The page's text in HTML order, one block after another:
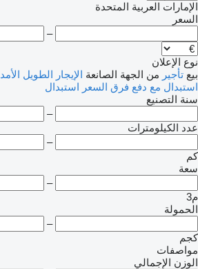
الإمارات العربية المتحدة
السعر
–
نوع الإعلان
بيع تأجير من الجهة الصانعة الإيجار الطويل الأمد
استبدال مع دفع فرق السعر استبدال
سنة التصنيع
–
عدد الكيلومترات
–
كم
سعة
–
م3
الحمولة
–
كجم
مواصفات
الوزن الإجمالي